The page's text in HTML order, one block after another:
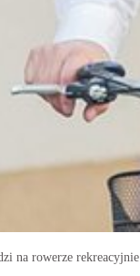
na rowerze rekreacyjnie